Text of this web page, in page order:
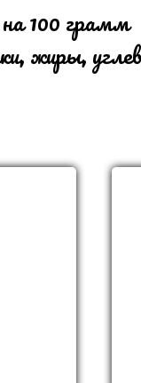
100 грамм
жиры,